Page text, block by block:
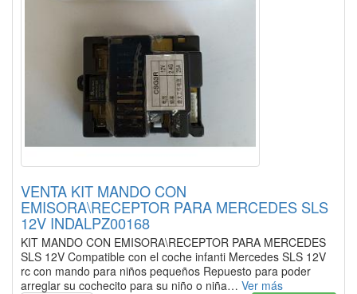
VENTA KIT MANDO CON
EMISORA\RECEPTOR PARA MERCEDES SLS
12V INDALPZ00168
KIT MANDO CON EMISORA\RECEPTOR PARA MERCEDES
SLS 12V Compatible con el coche infanti Mercedes SLS 12V
rc con mando para niños pequeños Repuesto para poder
arreglar su cochecito para su niño o niña… Ver más